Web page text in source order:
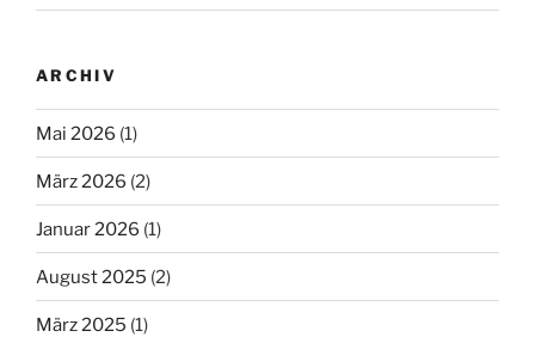
ARCHIV
Mai 2026 (1)
März 2026 (2)
Januar 2026 (1)
August 2025 (2)
März 2025 (1)